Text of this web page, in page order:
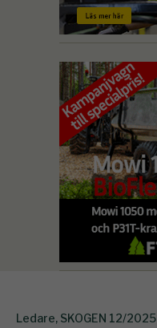
Ledare, SKOGEN 12/2025